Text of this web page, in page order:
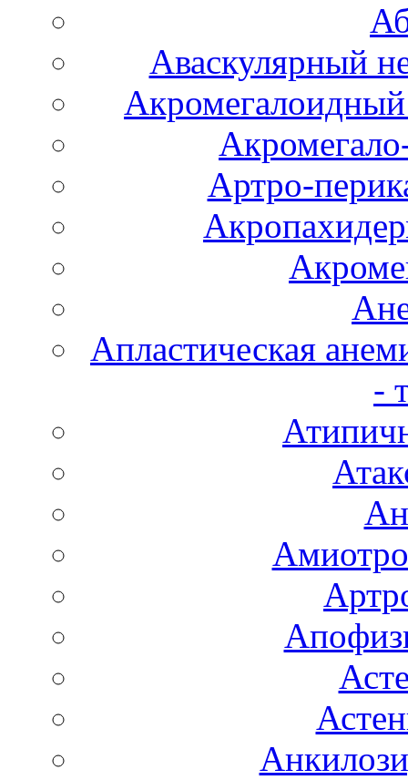
Аваскулярный
Акромегалоидный
Артро-
Апластическая
-